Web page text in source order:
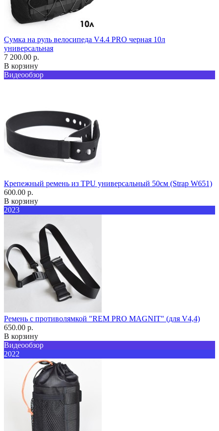
Сумка на руль велосипеда V4.4 PRO черная 10л
универсальная
7 200.00 р.
В корзину
Видеообзор
Крепежный ремень из TPU универсальный 50см (Strap W651)
600.00 р.
В корзину
2023
Ремень с противолямкой "REM PRO MAGNIT" (для V4,4)
650.00 р.
В корзину
Видеообзор
2022